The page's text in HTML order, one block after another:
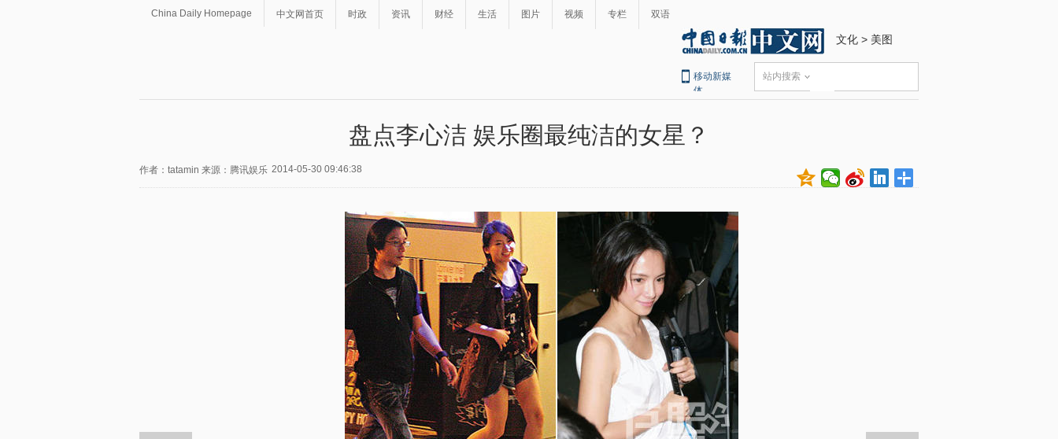
China Daily Homepage 中文网首页 时政 资讯 财经 生活 图片 视频 专栏 双语
文化 > 美图
移动新媒
体
站内搜索
盘点李心洁 娱乐圈最纯洁的女星？
作者：tatamin 来源：腾讯娱乐 2014-05-30 09:46:38